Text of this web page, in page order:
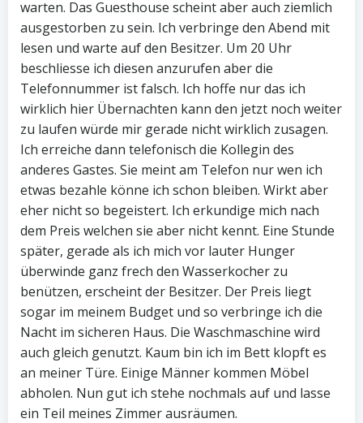
warten. Das Guesthouse scheint aber auch ziemlich
ausgestorben zu sein. Ich verbringe den Abend mit
lesen und warte auf den Besitzer. Um 20 Uhr
beschliesse ich diesen anzurufen aber die
Telefonnummer ist falsch. Ich hoffe nur das ich
wirklich hier Übernachten kann den jetzt noch weiter
zu laufen würde mir gerade nicht wirklich zusagen.
Ich erreiche dann telefonisch die Kollegin des
anderes Gastes. Sie meint am Telefon nur wen ich
etwas bezahle könne ich schon bleiben. Wirkt aber
eher nicht so begeistert. Ich erkundige mich nach
dem Preis welchen sie aber nicht kennt. Eine Stunde
später, gerade als ich mich vor lauter Hunger
überwinde ganz frech den Wasserkocher zu
benützen, erscheint der Besitzer. Der Preis liegt
sogar im meinem Budget und so verbringe ich die
Nacht im sicheren Haus. Die Waschmaschine wird
auch gleich genutzt. Kaum bin ich im Bett klopft es
an meiner Türe. Einige Männer kommen Möbel
abholen. Nun gut ich stehe nochmals auf und lasse
ein Teil meines Zimmer ausräumen.